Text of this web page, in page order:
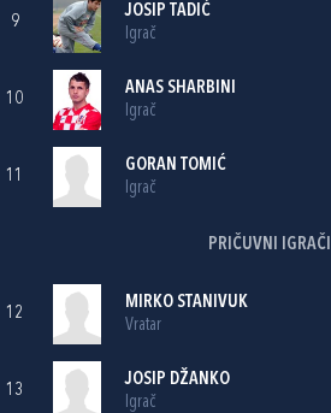
9
JOSIP TADIĆ
Igrač
10
ANAS SHARBINI
Igrač
11
GORAN TOMIĆ
Igrač
PRIČUVNI IGRAČI
12
MIRKO STANIVUK
Vratar
13
JOSIP DŽANKO
Igrač